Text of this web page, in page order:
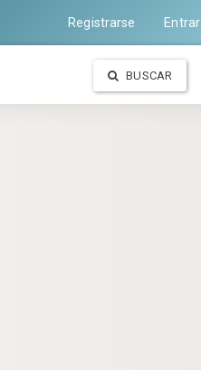
Registrarse Entrar
BUSCAR